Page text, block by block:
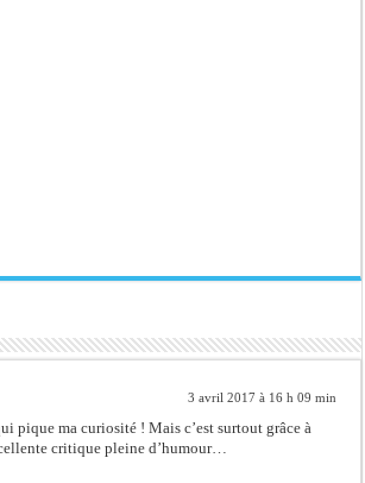
3 avril 2017 à 16 h 09 min
pique ma curiosité ! Mais c’est surtout grâce à
critique pleine d’humour…